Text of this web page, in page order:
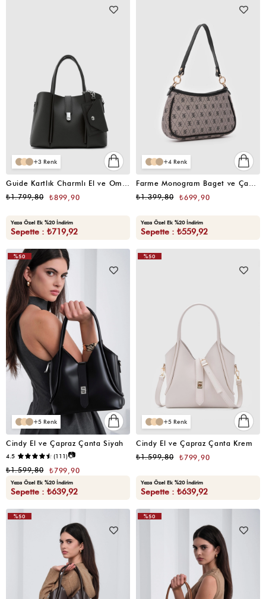
3
₺899,90
₺1.799,80
Yaza Özel Ek %20 İndirim
Sepette : ₺719,92
4
₺699,90
₺1.399,80
Yaza Özel Ek %20 İndirim
Sepette : ₺559,92
5
Cindy El ve Çapraz Çanta Siyah
4.5 (111)📷
₺799,90
₺1.599,80
Yaza Özel Ek %20 İndirim
Sepette : ₺639,92
%50
5
Cindy El ve Çapraz Çanta Krem
₺799,90
₺1.599,80
Yaza Özel Ek %20 İndirim
Sepette : ₺639,92
%50
%50 %50